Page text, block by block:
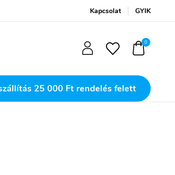
Kapcsolat GYIK
0
25 000 Ft rendelés felett